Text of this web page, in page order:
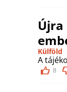
Külföld
A
8